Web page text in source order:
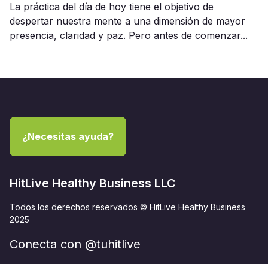
La práctica del día de hoy tiene el objetivo de
despertar nuestra mente a una dimensión de mayor
presencia, claridad y paz. Pero antes de comenzar...
¿Necesitas ayuda?
HitLive Healthy Business LLC
Todos los derechos reservados © HitLive Healthy Business
2025
Conecta con @tuhitlive